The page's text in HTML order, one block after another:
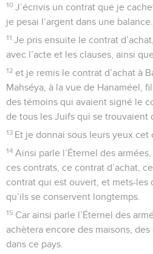
10 J’écrivis un contrat que je
je pesai l’argent dans une balance.
11 Je pris ensuite le contrat
avec l’acte et les clauses, ainsi
12 et je remis le contrat d’achat à
Mahséya, à la vue de Hanaméel,
des témoins qui avaient signé le
de tous les Juifs qui se trouvaient
13 Et je donnai sous leurs yeux cet
14 Ainsi parle l’Éternel des
ces contrats, ce contrat d’achat,
contrat qui est ouvert, et mets-les
qu’ils se conservent longtemps.
15 Car ainsi parle l’Éternel des
achètera encore des maisons,
dans ce pays.